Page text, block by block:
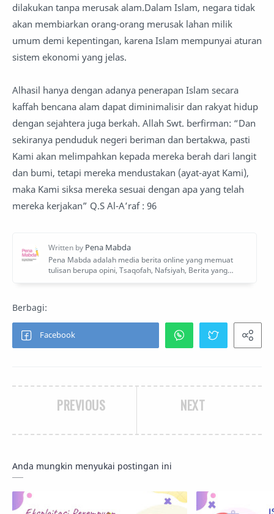
dilakukan tanpa merusak alam.Dalam Islam, negara tidak
akan membiarkan orang-orang merusak lahan milik
umum demi kepentingan, karena Islam mempunyai aturan
sistem ekonomi yang jelas.
Alhasil hanya dengan adanya penerapan Islam secara
kaffah bencana alam dapat diminimalisir dan rakyat hidup
dengan sejahtera juga berkah. Allah Swt. berfirman: “Dan
sekiranya penduduk negeri beriman dan bertakwa, pasti
Kami akan melimpahkan kepada mereka berah dari langit
dan bumi, tetapi mereka mendustakan (ayat-ayat Kami),
maka Kami siksa mereka sesuai dengan apa yang telah
mereka kerjakan” Q.S Al-A’raf : 96
NEXT
PREVIOUS
Anda mungkin menyukai postingan ini